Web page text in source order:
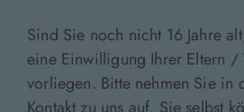
Sind Sie noch nicht 16 Jahre
eine Einwilligung Ihrer Eltern /
vorliegen. Bitte nehmen Sie in